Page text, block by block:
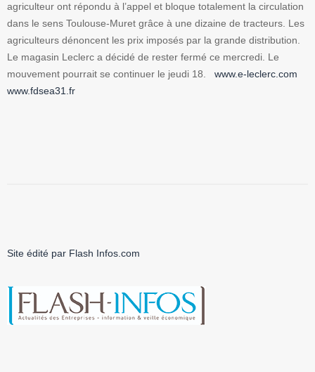
agriculteur ont répondu à l’appel et bloque totalement la circulation
dans le sens Toulouse-Muret grâce à une dizaine de tracteurs. Les
agriculteurs dénoncent les prix imposés par la grande distribution.
Le magasin Leclerc a décidé de rester fermé ce mercredi. Le
mouvement pourrait se continuer le jeudi 18. www.e-leclerc.com
www.fdsea31.fr
Site édité par Flash Infos.com